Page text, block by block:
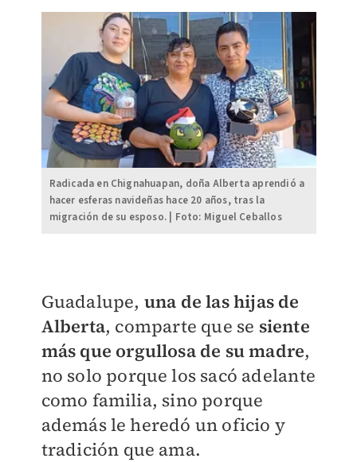
Radicada en Chignahuapan, doña Alberta aprendió a
hacer esferas navideñas hace 20 años, tras la
migración de su esposo. | Foto: Miguel Ceballos
Guadalupe, una de las hijas de
Alberta, comparte que se siente
más que orgullosa de su madre,
no solo porque los sacó adelante
como familia, sino porque
además le heredó un oficio y
tradición que ama.